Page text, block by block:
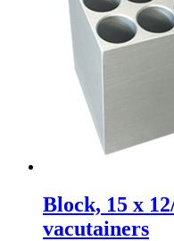
Block, 15 x
vacutainers